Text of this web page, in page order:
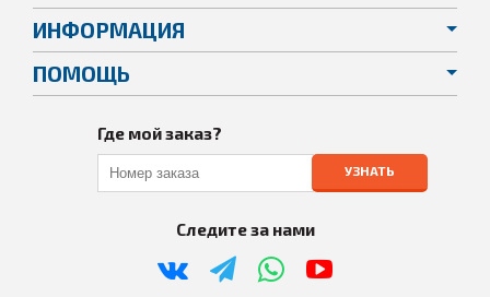
ИНФОРМАЦИЯ
ПОМОЩЬ
Где мой заказ?
УЗНАТЬ
Следите за нами